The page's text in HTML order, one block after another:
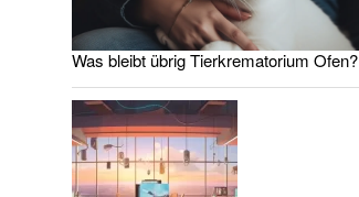
Was bleibt übrig Tierkrematorium Ofen?